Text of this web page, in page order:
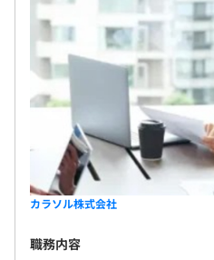
カラソル株式会社
職務内容